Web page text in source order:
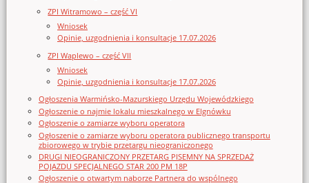
ZPI Witramowo – część VI
Wniosek
Opinie, uzgodnienia i konsultacje 17.07.2026
ZPI Waplewo – część VII
Wniosek
Opinie, uzgodnienia i konsultacje 17.07.2026
Ogłoszenia Warmińsko-Mazurskiego Urzędu Wojewódzkiego
Ogłoszenie o najmie lokalu mieszkalnego w Elgnówku
Ogłoszenie o zamiarze wyboru operatora
Ogłoszenie o zamiarze wyboru operatora publicznego transportu
zbiorowego w trybie przetargu nieograniczonego
DRUGI NIEOGRANICZONY PRZETARG PISEMNY NA SPRZEDAŻ
POJAZDU SPECJALNEGO STAR 200 PM 18P
Ogłoszenie o otwartym naborze Partnera do wspólnego